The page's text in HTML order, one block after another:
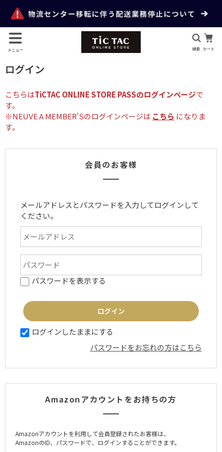
メニュー 検索 カート
ログイン
こちらはTiCTAC ONLINE STORE PASSのログインページで
す。
※NEUVE A MEMBER'Sのログインページは こちら になりま
す。
会員のお客様
メールアドレスとパスワードを入力してログインして
ください。
パスワードを表示する
ログインしたままにする
パスワードをお忘れの方はこちら
Amazonアカウントをお持ちの方
Amazonアカウントを利用して会員登録されたお客様は、
AmazonのID、パスワードで、ログインすることができます。